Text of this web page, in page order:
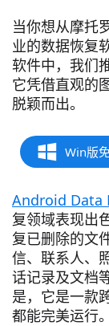
当你想从摩托
业的数据恢复
软件中，我们
它凭借直观的
脱颖而出。
Win版
Android Data
复领域表现出
复已删除的文
信、联系人、
话记录及文档
是，它是一款
都能完美运行。